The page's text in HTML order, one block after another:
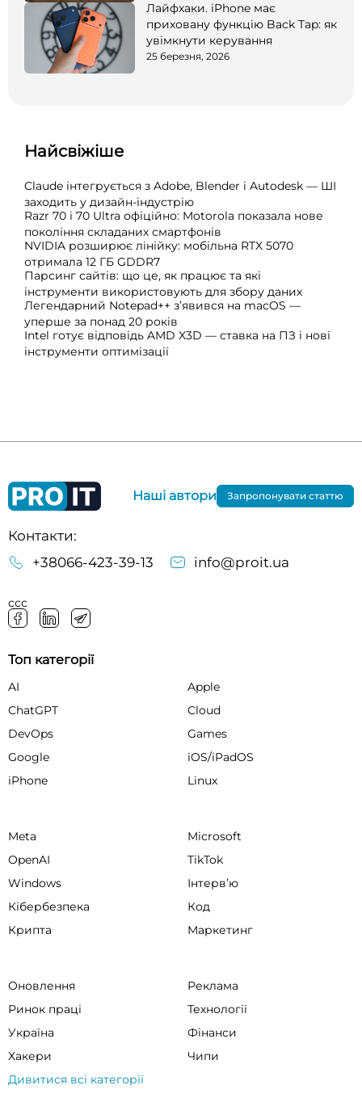
Лайфхаки. iPhone має
приховану функцію Back Tap: як
увімкнути керування
25 березня, 2026
Найсвіжіше
Claude інтегрується з Adobe, Blender і Autodesk — ШІ
заходить у дизайн-індустрію
Razr 70 і 70 Ultra офіційно: Motorola показала нове
покоління складаних смартфонів
NVIDIA розширює лінійку: мобільна RTX 5070
отримала 12 ГБ GDDR7
Парсинг сайтів: що це, як працює та які
інструменти використовують для збору даних
Легендарний Notepad++ з’явився на macOS —
уперше за понад 20 років
Intel готує відповідь AMD X3D — ставка на ПЗ і нові
інструменти оптимізації
Контакти:
+38066-423-39-13
info@proit.ua
ссс
Наші автори Запропонувати статтю
Топ категорії
AI
Apple
ChatGPT
Cloud
DevOps
Games
Google
iOS/iPadOS
iPhone
Linux
Meta
Microsoft
OpenAI
TikTok
Windows
Інтервʼю
Кібербезпека
Код
Крипта
Маркетинг
Оновлення
Реклама
Ринок праці
Технології
Україна
Фінанси
Хакери
Чипи
Дивитися всі категорії